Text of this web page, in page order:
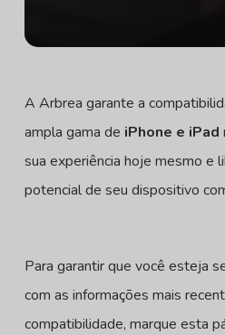
A Arbrea garante a
ampla gama de iPhone e iPad
sua experiência hoje mesmo e
potencial de seu dispositivo
Para garantir que você esteja
com as informações mais
compatibilidade, marque esta